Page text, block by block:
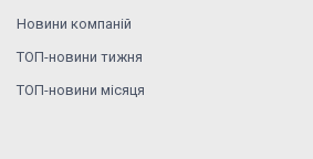
Новини компаній
ТОП-новини тижня
ТОП-новини місяця